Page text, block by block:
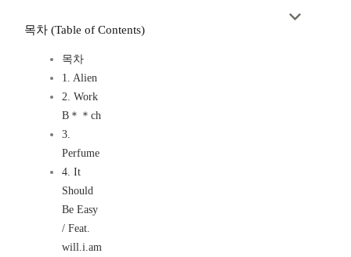
목차 (Table of Contents)
목차
1. Alien
2. Work
B＊＊ch
3.
Perfume
4. It
Should
Be Easy
/ Feat.
will.i.am